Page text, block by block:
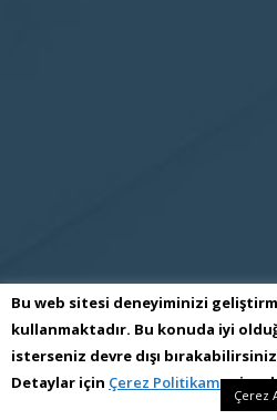
S.S İmes Sanayi Sitesi
Tüm Hakları Saklıdır
Bu web sitesi deneyiminizi
kullanmaktadır. Bu konuda iyi
isterseniz devre dışı
Detaylar için Çerez Politikamızı
Çerez